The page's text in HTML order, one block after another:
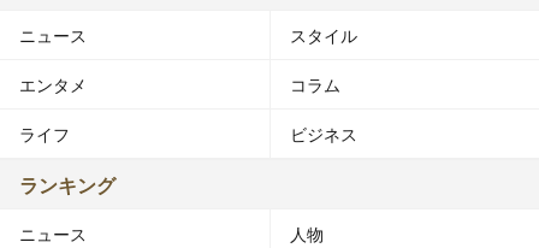
ニュース スタイル
エンタメ コラム
ライフ ビジネス
ランキング
ニュース 人物